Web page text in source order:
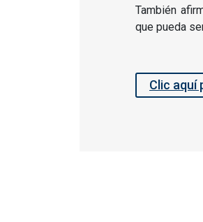
También
que pueda
Clic aquí